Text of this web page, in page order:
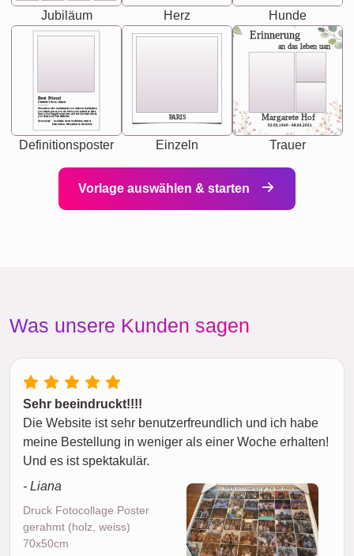
Jubiläum Herz Hunde
Best Friend
[<NAME>] Noun, feminie
Synonyms: Soulmate, closet confidante, sister at
heart person, life partner in adventure.
The person who understands you without explanation
you accepts just as you are. She's your partner in life's,
chaos your biggest supporter, and the one with whom
you share your best memories.
Definitionsposter
PARIS
Einzeln
Erinnerung
an das leben uan
Margarete Hof
02.05.1940 - 08.04.2021
Trauer
Vorlage auswählen & starten
Was unsere Kunden sagen
Sehr beeindruckt!!!!
Die Website ist sehr benutzerfreundlich und ich habe
meine Bestellung in weniger als einer Woche erhalten!
Und es ist spektakulär.
- Liana
Druck Fotocollage Poster
gerahmt (holz, weiss)
70x50cm